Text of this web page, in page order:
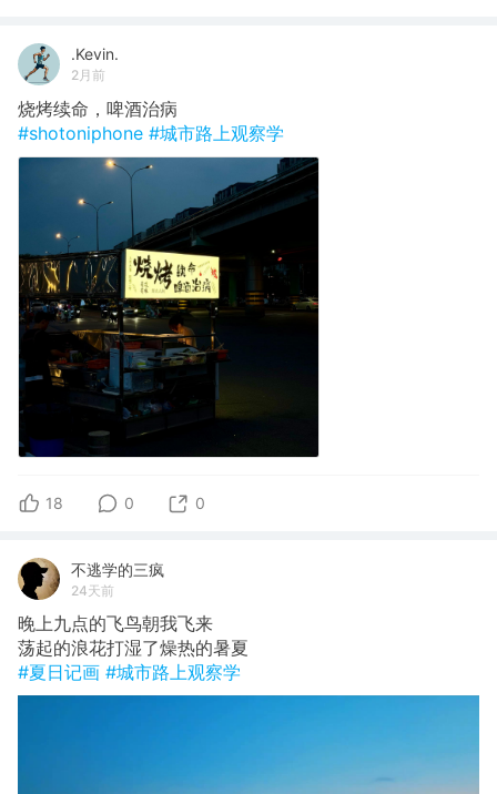
.Kevin.
2月前
烧烤续命，啤酒治病
#shotoniphone #城市路上观察学
18 0 0
不逃学的三疯
24天前
晚上九点的飞鸟朝我飞来
荡起的浪花打湿了燥热的暑夏
#夏日记画 #城市路上观察学